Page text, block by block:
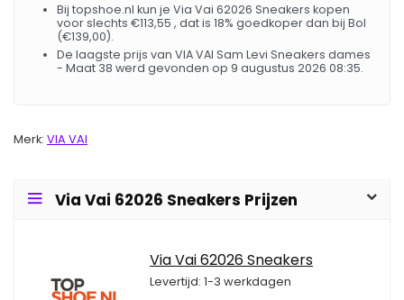
Bij topshoe.nl kun je Via Vai 62026 Sneakers kopen
voor slechts €113,55 , dat is 18% goedkoper dan bij Bol
(€139,00).
De laagste prijs van VIA VAI Sam Levi Sneakers dames
- Maat 38 werd gevonden op 9 augustus 2026 08:35.
Merk: VIA VAI
Via Vai 62026 Sneakers Prijzen
Via Vai 62026 Sneakers
Levertijd: 1-3 werkdagen